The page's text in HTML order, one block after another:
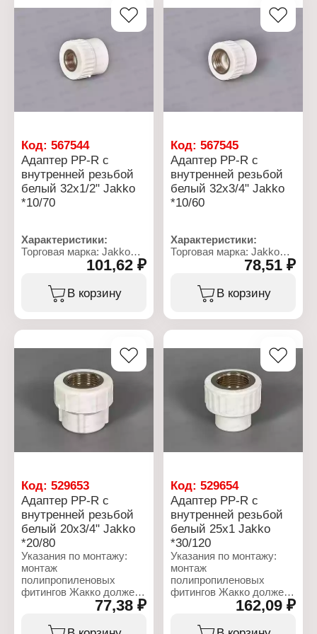
Код: 567544
Адаптер PP-R с
внутренней резьбой
белый 32x1/2" Jakko
*10/70
Характеристики:
Торговая марка: Jakko
Артикул: 101223322K
Тип товара: Адаптер
Назначение: для
монтажа систем
Размер: 32x1/2"
Вид резьбы: внутренняя
Материал: PP-R
Материал резьбового
соединения: латунь
Цвет: белый
101,62 ₽
В корзину
Код:567545
Адаптер PP-R с
внутренней резьбой
белый 32x3/4" Jakko
*10/60
Характеристики:
Торговая марка: Jakko
Артикул: 101224324K
Тип товара: Адаптер
Назначение: для
монтажа систем
Размер: 32x3/4"
Вид резьбы: внутренняя
Материал: PP-R
Материал резьбового
соединения: латунь
Цвет: белый
78,51 ₽
В корзину
Код: 529653
Адаптер PP-R с
внутренней резьбой
белый 20x3/4" Jakko
*20/80
Указания по монтажу:
монтаж
полипропиленовых
фитингов Жакко должен
осуществляться при
окружающей среды не
77,38 ₽
Код:529654
Адаптер PP-R с
внутренней резьбой
белый 25х1 Jakko
*30/120
Указания по монтажу:
монтаж
полипропиленовых
фитингов Жакко должен
осуществляться при
окружающей среды не
162,09 ₽